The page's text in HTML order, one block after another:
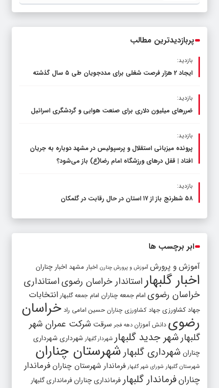
پربازدیدترین مطالب
بازدید:
ایجاد 2 هزار فرصت شغلی برای مددجویان طی ۵ سال گذشته
بازدید:
ضررهای میلیون دلاری برای صنعت هوایی و گردشگری اسرائیل
بازدید:
پرونده میزبانی استقلال و پرسپولیس در مشهد دوباره به جریان
افتاد | قفل در‌های ورزشگاه امام رضا(ع) باز می‌شود؟
بازدید:
۵۸ شطرنج‌ باز از ۱۷ استان در حال رقابت در گلمکان
ابر برچسب ها
آموزش و پرورش آموزش و پرورش چنارن اخبار مشهد اخبار چناران
اخبار گلبهار استاندار خراسان رضویاستانداری
خراسان رضوی امام جمعه چناران امام جمعه گلبهار انتخابات
جهاد کشاورزی جهاد کشاورزی چناران حسین امامی راد خراسان
رضوی دانش آموزان دهه فجر سرقت شرکت عمران شهر
گلبهارشهر جدید گلبهار شهردار گلبهار شهرداری شهرداری
چناران شهرداری گلبهار شهرستان چناران
شهرستان گلبهار شورای شهر گلبهار فرماندار شهرستان چناران فرماندار
چنارانفرماندار گلبهار فرمانداری چناران فرمانداری گلبهار